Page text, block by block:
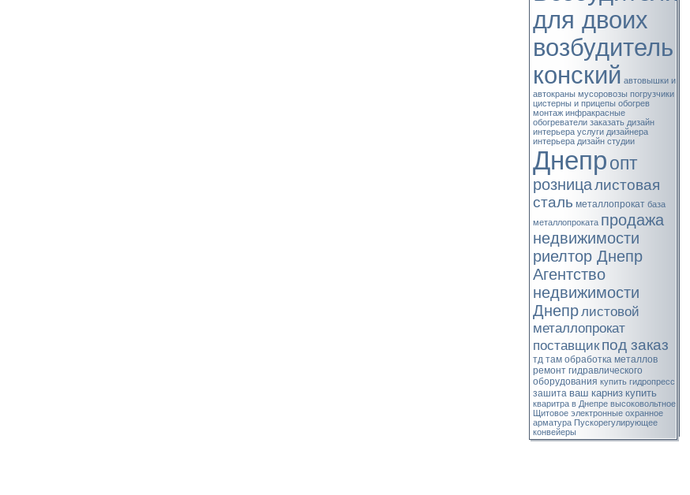
для двоих
возбудитель
конский автовышки и
автокраны мусоровозы погрузчики
цистерны и прицепы обогрев
монтаж инфракрасные
обогреватели заказать дизайн
интерьера услуги дизайнера
интерьера дизайн студии
Днепропт
розницалистовая
сталь металлопрокат база
металлопроката продажа
недвижимости
риелтор Днепр
Агентство
недвижимости
Днепрлистовой
металлопрокат
поставщик под заказ
тд там обработка металлов
ремонт гидравлического
оборудования купить гидропресс
зашита ваш карниз купить
кваритра в Днепре высоковольтное
Щитовое электронные охранное
арматура Пускорегулирующее
конвейеры